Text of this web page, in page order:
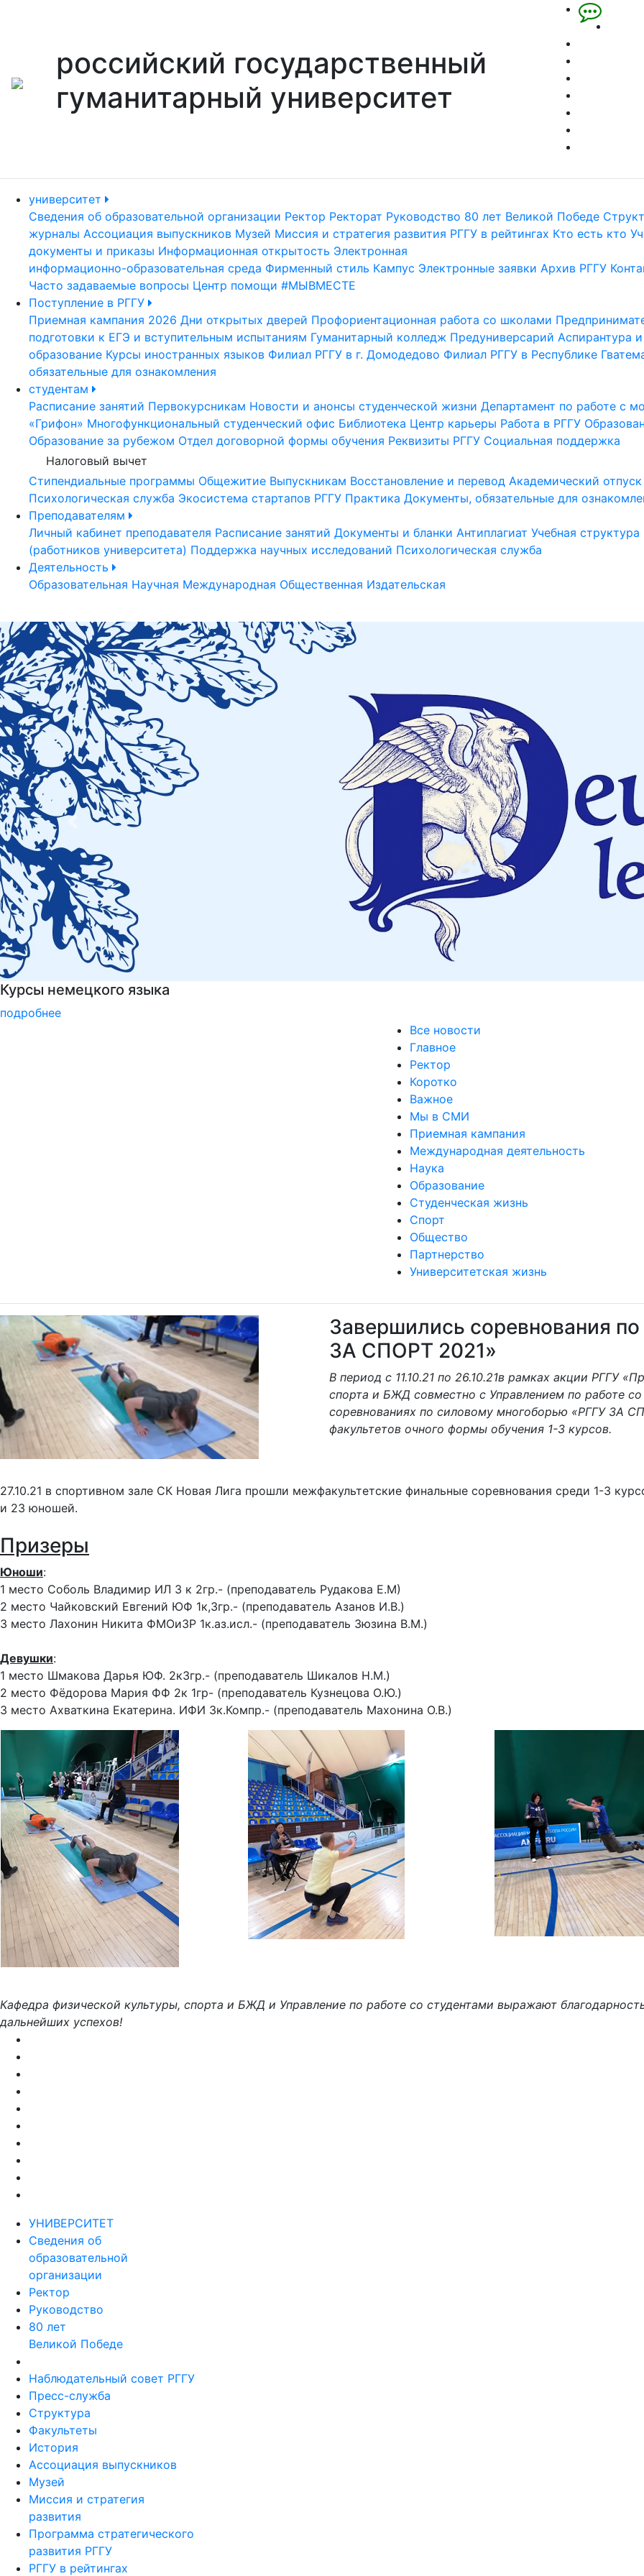
российский государственный
гуманитарный университет
университет
Сведения об образовательной организации Ректор Ректорат Руководство 80 лет Великой Победе
журналы Ассоциация выпускников Музей Миссия и стратегия развития РГГУ в рейтингах Кто есть кто
документы и приказы Информационная открытость Электронная
информационно-образовательная среда Фирменный стиль Кампус Электронные заявки Архив РГГУ
Часто задаваемые вопросы Центр помощи #МЫВМЕСТЕ
Поступление в РГГУ
Приемная кампания 2026 Дни открытых дверей Профориентационная работа со школами
подготовки к ЕГЭ и вступительным испытаниям Гуманитарный колледж Предуниверсарий Аспирантура
образование Курсы иностранных языков Филиал РГГУ в г. Домодедово Филиал РГГУ в Республике
обязательные для ознакомления
студентам
Расписание занятий Первокурсникам Новости и анонсы студенческой жизни Департамент по работе с
«Грифон» Многофункциональный студенческий офис Библиотека Центр карьеры Работа в РГГУ
Образование за рубежом Отдел договорной формы обучения Реквизиты РГГУ Социальная поддержка
Налоговый вычет
Стипендиальные программы Общежитие Выпускникам Восстановление и перевод Академический отпуск
Психологическая служба Экосистема стартапов РГГУ Практика Документы, обязательные для
Преподавателям
Личный кабинет преподавателя Расписание занятий Документы и бланки Антиплагиат Учебная структура
(работников университета) Поддержка научных исследований Психологическая служба
Деятельность
Образовательная Научная Международная Общественная Издательская
Детали программы
подробнее
Previous
Все новости
Главное
Ректор
Коротко
Важное
Мы в СМИ
Приемная кампания
Международная деятельность
Наука
Образование
Студенческая жизнь
Спорт
Общество
Партнерство
Университетская жизнь
Завершились соревнования
ЗА СПОРТ 2021»
В период с 11.10.21 по 26.10.21в рамках акции РГГУ
спорта и БЖД совместно с Управлением по работе
соревнованиях по силовому многоборью «РГГУ ЗА
факультетов очного формы обучения 1-3 курсов.
27.10.21 в спортивном зале СК Новая Лига прошли межфакультетские финальные соревнования среди 1-3
и 23 юношей.
Призеры
Юноши:
1 место Соболь Владимир ИЛ 3 к 2гр.- (преподаватель Рудакова Е.М)
2 место Чайковский Евгений ЮФ 1к,3гр.- (преподаватель Азанов И.В.)
3 место Лахонин Никита ФМОиЗР 1к.аз.исл.- (преподаватель Зюзина В.М.)
Девушки:
1 место Шмакова Дарья ЮФ. 2к3гр.- (преподаватель Шикалов Н.М.)
2 место Фёдорова Мария ФФ 2к 1гр- (преподаватель Кузнецова О.Ю.)
3 место Ахваткина Екатерина. ИФИ 3к.Компр.- (преподаватель Махонина О.В.)
Кафедра физической культуры, спорта и БЖД и Управление по работе со студентами выражают
дальнейших успехов!
УНИВЕРСИТЕТ
Сведения об
образовательной
организации
Ректор
Руководство
80 лет
Великой Победе
Наблюдательный совет РГГУ
Пресс-служба
Структура
Факультеты
История
Ассоциация выпускников
Музей
Миссия и стратегия
развития
Программа стратегического
развития РГГУ
РГГУ в рейтингах